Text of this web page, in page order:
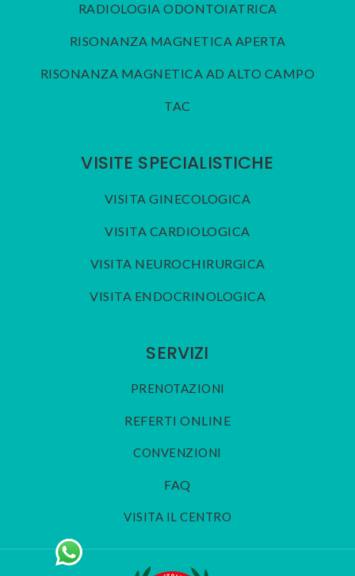
RADIOLOGIA ODONTOIATRICA
RISONANZA MAGNETICA APERTA
RISONANZA MAGNETICA AD ALTO CAMPO
TAC
VISITE SPECIALISTICHE
VISITA GINECOLOGICA
VISITA CARDIOLOGICA
VISITA NEUROCHIRURGICA
VISITA ENDOCRINOLOGICA
SERVIZI
PRENOTAZIONI
REFERTI ONLINE
CONVENZIONI
FAQ
VISITA IL CENTRO